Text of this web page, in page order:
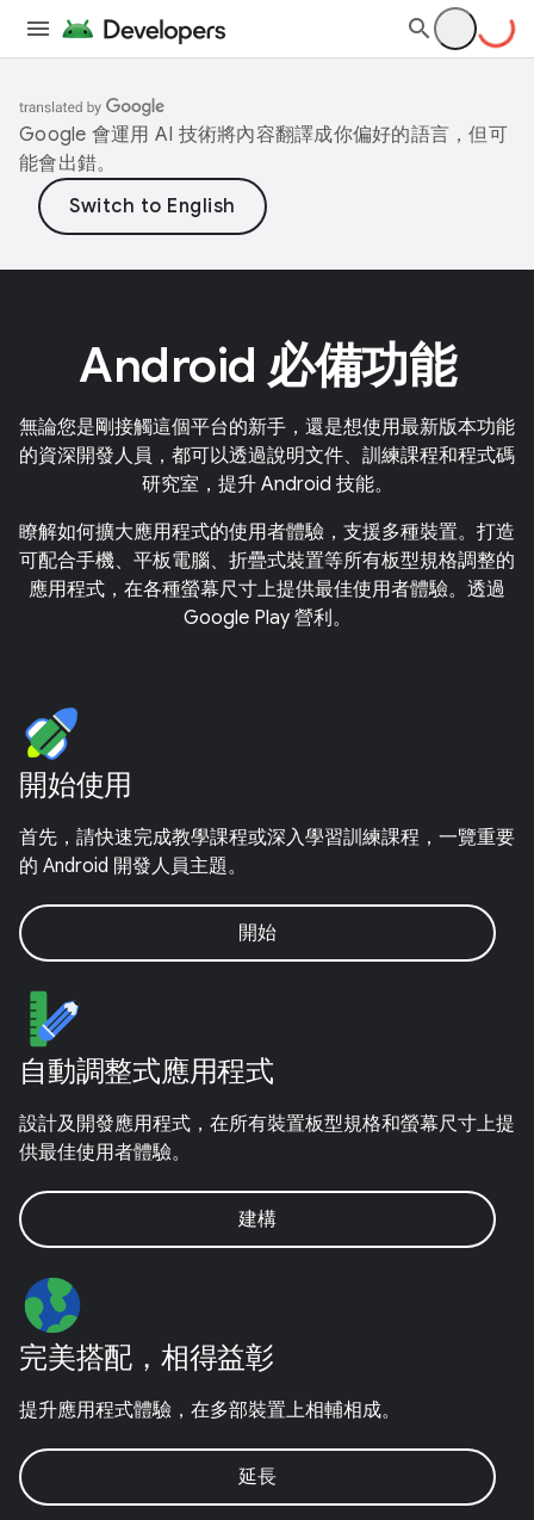
Google 會運用 AI 技術將內容翻譯成你偏好的語言，但可
能會出錯。
Android 必備功能
無論您是剛接觸這個平台的新手，還是想使用最新版本功能
的資深開發人員，都可以透過說明文件、訓練課程和程式碼
研究室，提升 Android 技能。
瞭解如何擴大應用程式的使用者體驗，支援多種裝置。打造
可配合手機、平板電腦、折疊式裝置等所有板型規格調整的
應用程式，在各種螢幕尺寸上提供最佳使用者體驗。透過
Google Play 營利。
開始使用
首先，請快速完成教學課程或深入學習訓練課程，一覽重要
的 Android 開發人員主題。
開始
自動調整式應用程式
設計及開發應用程式，在所有裝置板型規格和螢幕尺寸上提
供最佳使用者體驗。
建構
完美搭配，相得益彰
提升應用程式體驗，在多部裝置上相輔相成。
延長